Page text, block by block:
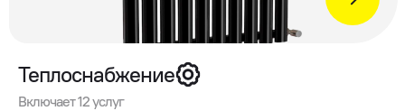
Теплоснабжение
Включает 12 услуг